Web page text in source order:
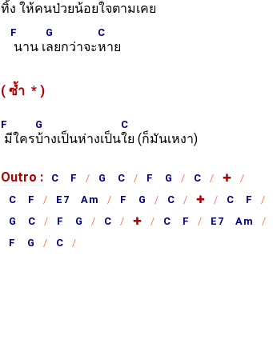
ทิ้ง ให้คนป่วยน้อยใจตามเคย
F
นาน เ
G
ลยกว่าจะ
C
หาย
( ซ้ำ * )
F
มีใคร
G
บ้างเป็นห่างเป็น
C
ใย (ก็มันเหงา)
Outro : C F G C F G C
✚
C F
E7 Am F G C ✚
C F
G C
F G C ✚ C F
E7 Am
F G
C